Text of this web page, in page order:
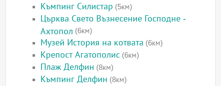
Къмпинг Силистар (5км)
Църква Свето Възнесение Господне -
Ахтопол (6км)
Музей История на котвата (6км)
Крепост Агатополис (6км)
Плаж Делфин (8км)
Къмпинг Делфин (8км)